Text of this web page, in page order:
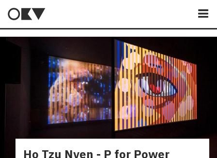
Ho Tzu Nyen - P for Power